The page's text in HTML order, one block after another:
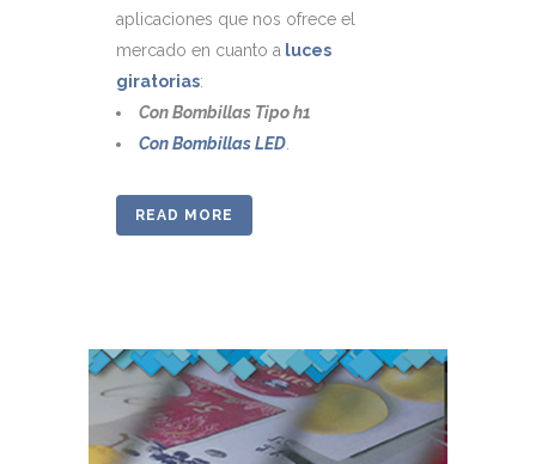
aplicaciones que nos ofrece el
mercado en cuanto a luces
giratorias:
Con Bombillas Tipo h1
Con Bombillas LED
READ MORE